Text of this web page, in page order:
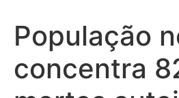
População
concentra